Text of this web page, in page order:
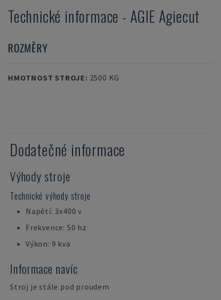
Technické informace - AGIE Agiecut
ROZMĚRY
HMOTNOST STROJE: 2500 KG
Dodatečné informace
Výhody stroje
Technické výhody stroje
Napětí: 3x400 v
Frekvence: 50 hz
Výkon: 9 kva
Informace navíc
Stroj je stále pod proudem